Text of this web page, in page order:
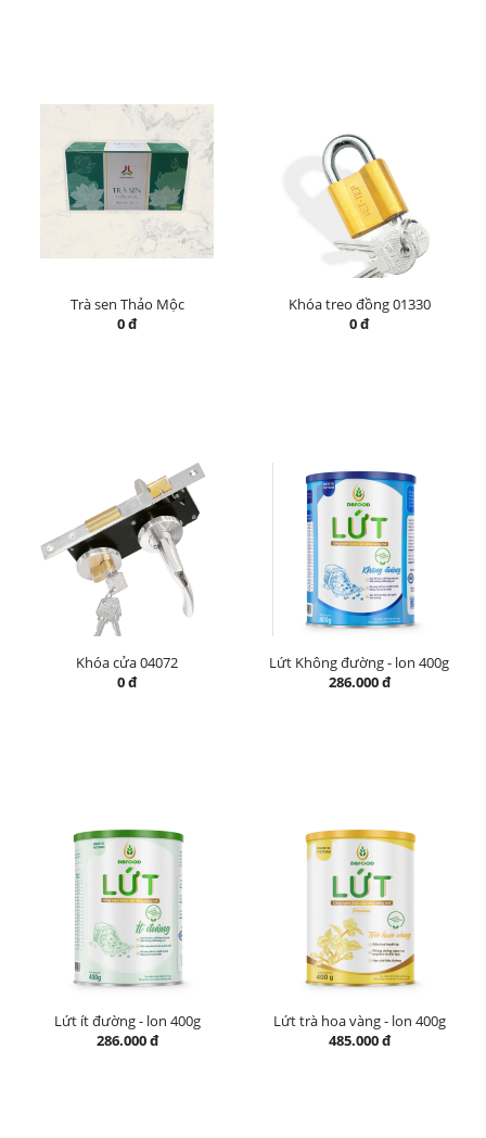
Trà sen Thảo Mộc
0 đ
Khóa treo đồng 01330
0 đ
Khóa cửa 04072
0 đ
Lứt Không đường - lon 400g
286.000 đ
Lứt ít đường - lon 400g
286.000 đ
Lứt trà hoa vàng - lon 400g
485.000 đ